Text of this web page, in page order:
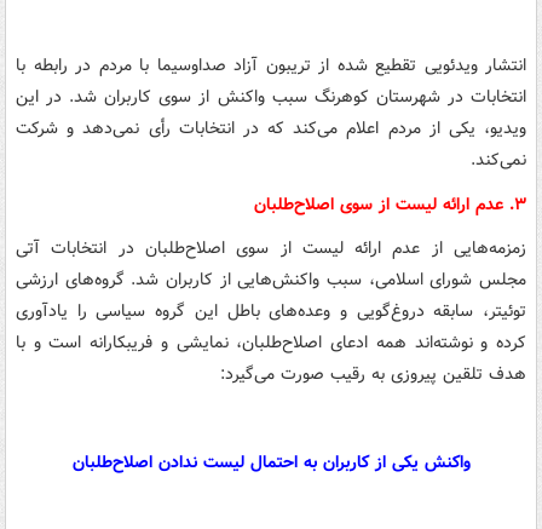
انتشار ویدئویی تقطیع شده از تریبون آزاد صداوسیما با مردم در رابطه با
انتخابات در شهرستان کوهرنگ سبب واکنش از سوی کاربران شد. در این
ویدیو، یکی از مردم اعلام می‌کند که در انتخابات رأی نمی‌دهد و شرکت
نمی‌کند.
۳. عدم ارائه لیست از سوی اصلاح‌طلبان
زمزمه‌هایی از عدم ارائه لیست از سوی اصلاح‌طلبان در انتخابات آتی
مجلس شورای اسلامی، سبب واکنش‌هایی از کاربران شد. گروه‌های ارزشی
توئیتر، سابقه دروغ‌گویی و وعده‌های باطل این گروه سیاسی را یادآوری
کرده و نوشته‌اند همه ادعای اصلاح‌طلبان، نمایشی و فریبکارانه است و با
هدف تلقین پیروزی به رقیب صورت می‌گیرد:
واکنش یکی از کاربران به احتمال لیست ندادن اصلاح‌طلبان